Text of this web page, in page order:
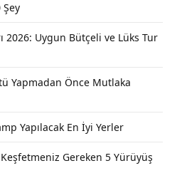
2026: Uygun Bütçeli ve Lüks Tur
Yapmadan Önce Mutlaka
Yapılacak En İyi Yerler
Gereken 5 Yürüyüş